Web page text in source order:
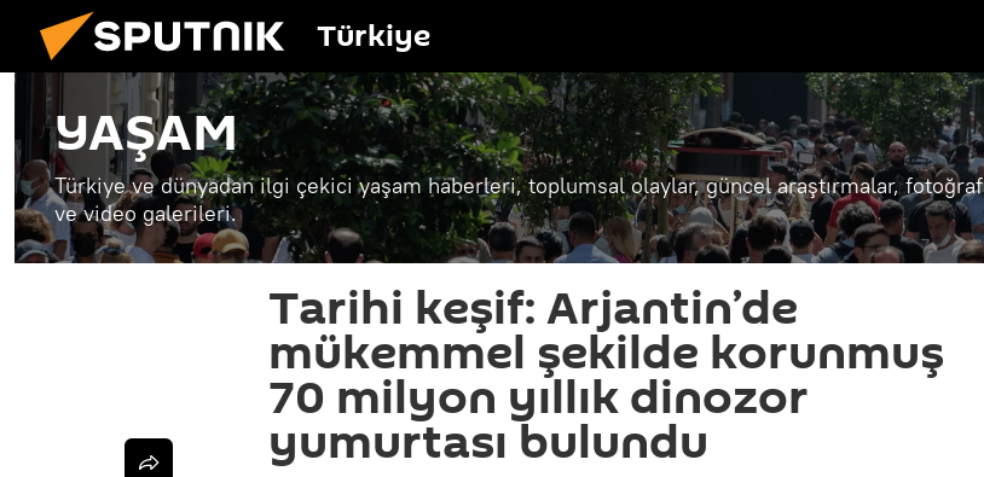
Türkiye
YAŞAM
Türkiye ve dünyadan ilgi çekici yaşam haberleri, toplumsal olaylar, güncel araştırmalar, fotoğraf
ve video galerileri.
Tarihi keşif: Arjantin’de
mükemmel şekilde korunmuş
70 milyon yıllık dinozor
yumurtası bulundu